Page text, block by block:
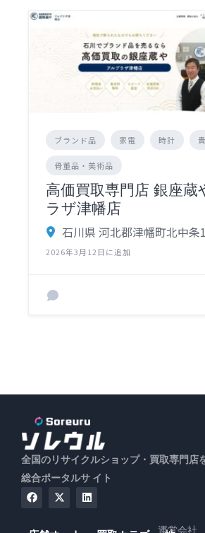
ブランド品 家電 時計
骨董品・美術品
高価買取専門店 銀座蔵
ラザ津幡店
2026年3月12日に追加
全国のリサイクルショップ・買取専門店
総合ポータルサ イト
運営会社